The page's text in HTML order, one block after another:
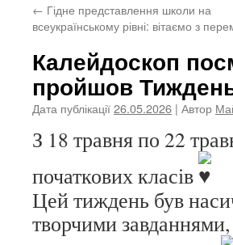
← Гідне представлення школи на
всеукраїнському рівні: вітаємо з
Калейдоскоп
пройшов
Дата публікації26.05.2026 | Автор
З 18 травня по 22
початкових класів
Цей тиждень був
творчими